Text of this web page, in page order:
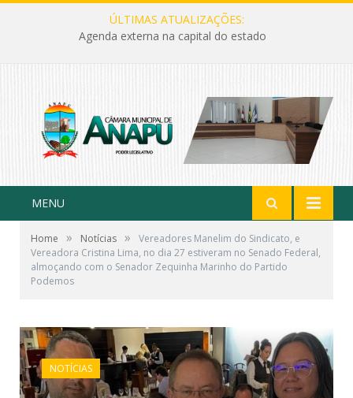
ÚLTIMAS ATUALIZAÇÕES:
Agenda externa na capital do estado
MENU
Home » Notícias »
Vereadores Manelim do Sindicato, e
Vereadora Cristina Lima, no dia 27 estiveram no Senado Federal,
almoçando com o Senador Zequinha Marinho do Partido
Podemos
NOTÍCIAS